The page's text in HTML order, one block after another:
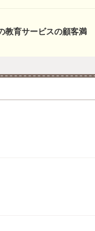
教育サービスの顧客満